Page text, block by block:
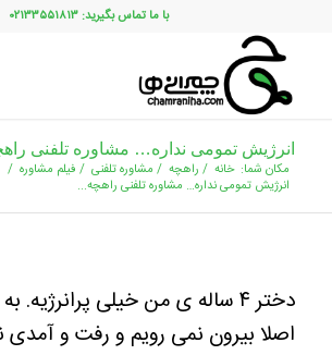
با ما تماس بگیرید: ۰۲۱۳۳۵۵۱۸۱۳
انرژیش تمومی نداره… مشاوره تلفنی
مکان شما: خانه / راهچه / مشاوره تلفنی / فیلم مشاوره /
انرژیش تمومی نداره… مشاوره تلفنی راهچه...
دختر ۴ ساله ی من خیلی پرانرژیه.
اصلا بیرون نمی رویم و رفت و آمدی